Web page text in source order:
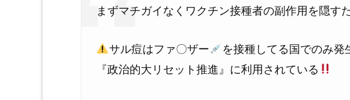
まずマチガイなくワクチン接種者の副作用を隠す
サル痘はファ〇ザー
を接種してる国でのみ発
『政治的大リセット推進』に利用されている